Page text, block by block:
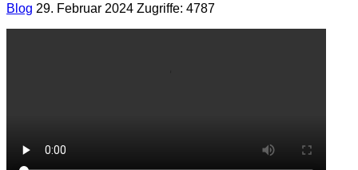
Blog 29. Februar 2024 Zugriffe: 4787